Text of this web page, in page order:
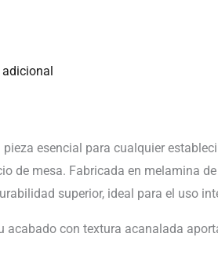
esencial para cualquier
de mesa. Fabricada en melamina
superior, ideal para el uso
acabado con textura acanalada